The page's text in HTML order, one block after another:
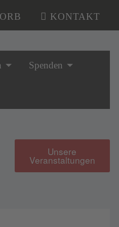
KONTAKT
Spenden
Unsere
Veranstaltungen